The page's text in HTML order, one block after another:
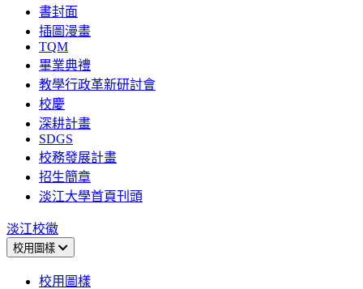
書封面
插圖漫畫
TQM
畢業典禮
教學行政革新研討會
校慶
深耕計畫
SDGS
校務發展計畫
招生簡章
淡江大學首頁刊頭
淡江校徽
校用圖樣
校用圖樣